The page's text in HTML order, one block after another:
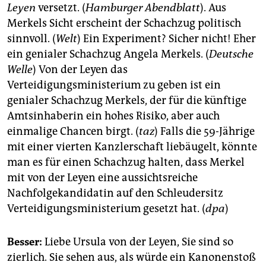
Leyen versetzt. (Hamburger Abendblatt). Aus
Merkels Sicht erscheint der Schachzug politisch
sinnvoll. (Welt) Ein Experiment? Sicher nicht! Eher
ein genialer Schachzug Angela Merkels. (Deutsche
Welle) Von der Leyen das
Verteidigungsministerium zu geben ist ein
genialer Schachzug Merkels, der für die künftige
Amtsinhaberin ein hohes Risiko, aber auch
einmalige Chancen birgt. (taz) Falls die 59-Jährige
mit einer vierten Kanzlerschaft liebäugelt, könnte
man es für einen Schachzug halten, dass Merkel
mit von der Leyen eine aussichtsreiche
Nachfolgekandidatin auf den Schleudersitz
Verteidigungsministerium gesetzt hat. (dpa)
Besser: Liebe Ursula von der Leyen, Sie sind so
zierlich. Sie sehen aus, als würde ein Kanonenstoß